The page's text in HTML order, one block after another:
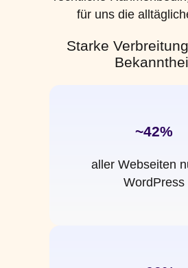
für uns die
Starke
~42%
aller Webseiten
WordPress